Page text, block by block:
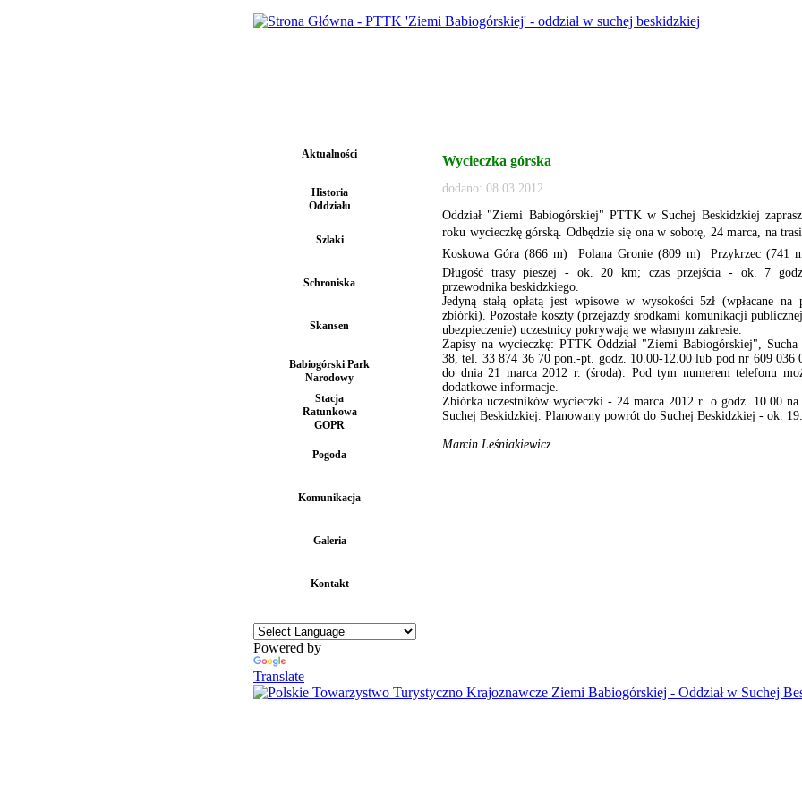
Aktualności
Historia
Oddziału
Szlaki
Schroniska
Skansen
Babiogórski Park
Narodowy
Stacja
Ratunkowa
GOPR
Pogoda
Komunikacja
Galeria
Kontakt
Powered by
Translate
Wycieczka górska
dodano: 08.03.2012
Oddział "Ziemi Babiogórskiej" PTTK w Suchej Beskidzkiej
roku wycieczkę górską. Odbędzie się ona w sobotę, 24 marca, na
Koskowa Góra (866 m)  Polana Gronie (809 m)  Przykrzec (741
Długość trasy pieszej - ok. 20 km; czas przejścia - ok. 7
przewodnika beskidzkiego.
Jedyną stałą opłatą jest wpisowe w wysokości 5zł (wpłacane na
zbiórki). Pozostałe koszty (przejazdy środkami komunikacji
ubezpieczenie) uczestnicy pokrywają we własnym zakresie.
Zapisy na wycieczkę: PTTK Oddział "Ziemi Babiogórskiej",
38, tel. 33 874 36 70 pon.-pt. godz. 10.00-12.00 lub pod nr 609 036
do dnia 21 marca 2012 r. (środa). Pod tym numerem telefonu
dodatkowe informacje.
Zbiórka uczestników wycieczki - 24 marca 2012 r. o godz. 10.00
Suchej Beskidzkiej. Planowany powrót do Suchej Beskidzkiej - ok.
Marcin Leśniakiewicz